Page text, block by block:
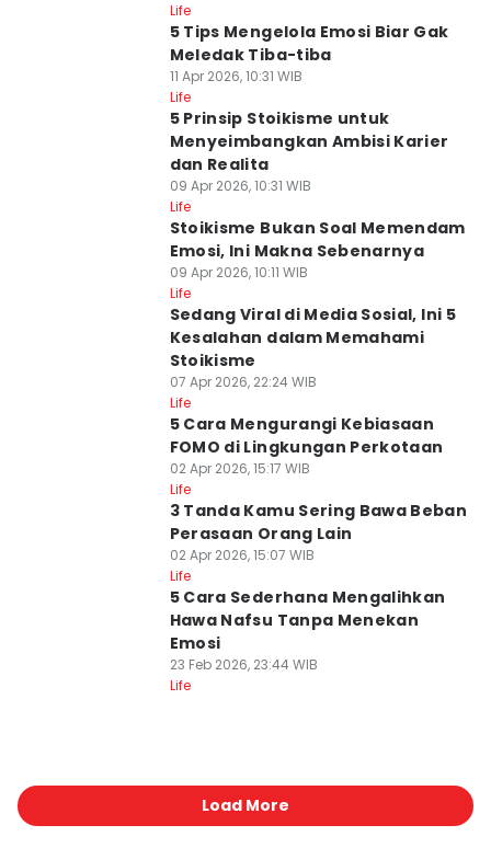
Life
5 Tips Mengelola Emosi Biar Gak
Meledak Tiba-tiba
11 Apr 2026, 10:31 WIB
Life
5 Prinsip Stoikisme untuk
Menyeimbangkan Ambisi Karier
dan Realita
09 Apr 2026, 10:31 WIB
Life
Stoikisme Bukan Soal Memendam
Emosi, Ini Makna Sebenarnya
09 Apr 2026, 10:11 WIB
Life
Sedang Viral di Media Sosial, Ini 5
Kesalahan dalam Memahami
Stoikisme
07 Apr 2026, 22:24 WIB
Life
5 Cara Mengurangi Kebiasaan
FOMO di Lingkungan Perkotaan
02 Apr 2026, 15:17 WIB
Life
3 Tanda Kamu Sering Bawa Beban
Perasaan Orang Lain
02 Apr 2026, 15:07 WIB
Life
5 Cara Sederhana Mengalihkan
Hawa Nafsu Tanpa Menekan
Emosi
23 Feb 2026, 23:44 WIB
Life
Load More